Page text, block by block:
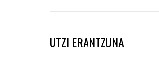
UTZI ERANTZUNA